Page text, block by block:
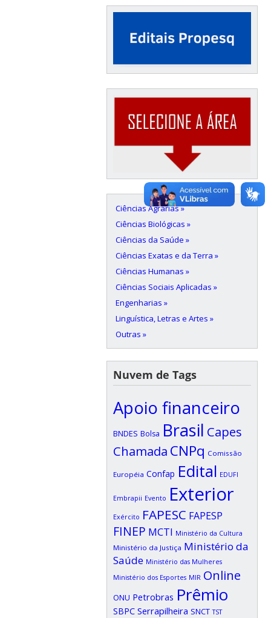
Ciências Agrárias »
Ciências Biológicas »
Ciências da Saúde »
Ciências Exatas e da Terra »
Ciências Humanas »
Ciências Sociais Aplicadas »
Engenharias »
Linguística, Letras e Artes »
Outras »
Nuvem de Tags
Apoio financeiro
BNDES Bolsa Brasil Capes
Chamada CNPq Comissão
Européia Confap Edital EDUFI
Embrapii Evento Exterior
Exército FAPESC FAPESP
FINEP MCTI Ministério da Cultura
Ministério da Justiça Ministério da
Saúde Ministério das Mulheres
Ministério dos Esportes MIR Online
ONU Petrobras Prêmio
SBPC Serrapilheira SNCT TST